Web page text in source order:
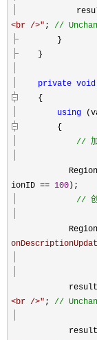
<br />" ; //
}
}
private void
{
using
{
//
Region
ionID == 100 );
//
Region
<br />" ; //